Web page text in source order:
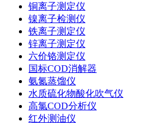
铜离子测定仪
镍离子检测仪
铁离子测定仪
锌离子测定仪
六价铬测定仪
国标COD消解器
氨氮蒸馏仪
水质硫化物酸化吹气仪
高氯COD分析仪
红外测油仪